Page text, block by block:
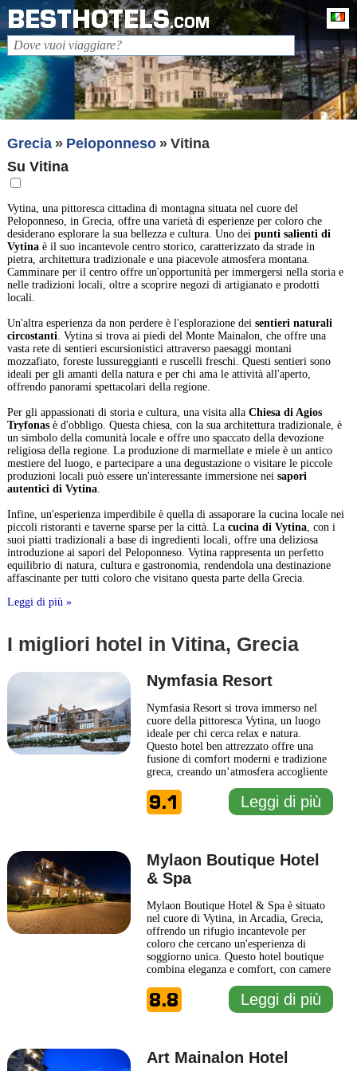
BESTHOTELS.COM
Grecia Peloponneso
Vitina
Su Vitina
Vytina, una pittoresca cittadina di montagna situata nel cuore del
Peloponneso, in Grecia, offre una varietà di esperienze per coloro che
desiderano esplorare la sua bellezza e cultura. Uno dei punti salienti di
Vytinaè il suo incantevole centro storico, caratterizzato da strade in
pietra, architettura tradizionale e una piacevole atmosfera montana.
Camminare per il centro offre un'opportunità per immergersi nella storia e
nelle tradizioni locali, oltre a scoprire negozi di artigianato e prodotti
locali.
Un'altra esperienza da non perdere è l'esplorazione dei sentieri naturali
circostanti. Vytina si trova ai piedi del Monte Mainalon, che offre una
vasta rete di sentieri escursionistici attraverso paesaggi montani
mozzafiato, foreste lussureggianti e ruscelli freschi. Questi sentieri sono
ideali per gli amanti della natura e per chi ama le attività all'aperto,
offrendo panorami spettacolari della regione.
Per gli appassionati di storia e cultura, una visita alla Chiesa di Agios
Tryfonasè d'obbligo. Questa chiesa, con la sua architettura tradizionale, è
un simbolo della comunità locale e offre uno spaccato della devozione
religiosa della regione. La produzione di marmellate e miele è un antico
mestiere del luogo, e partecipare a una degustazione o visitare le piccole
produzioni locali può essere un'interessante immersione nei sapori
autentici di Vytina.
Infine, un'esperienza imperdibile è quella di assaporare la cucina locale nei
piccoli ristoranti e taverne sparse per la città. La cucina di Vytina, con i
suoi piatti tradizionali a base di ingredienti locali, offre una deliziosa
introduzione ai sapori del Peloponneso. Vytina rappresenta un perfetto
equilibrio di natura, cultura e gastronomia, rendendola una destinazione
affascinante per tutti coloro che visitano questa parte della Grecia.
Leggi di più »
I migliori hotel in Vitina, Grecia
Nymfasia Resort
Nymfasia Resort si trova immerso nel
cuore della pittoresca Vytina, un luogo
ideale per chi cerca relax e natura.
Questo hotel ben attrezzato offre una
fusione di comfort moderni e tradizione
greca, creando un’atmosfera accogliente
circondata da splendidi paesaggi
montani, che la rendono perfetta per chi
9.1 Leggi di più
Mylaon Boutique Hotel
& Spa
Mylaon Boutique Hotel & Spa è situato
nel cuore di Vytina, in Arcadia, Grecia,
offrendo un rifugio incantevole per
coloro che cercano un'esperienza di
soggiorno unica. Questo hotel boutique
combina eleganza e comfort, con camere
locale e la tradizione greca. Gli ospiti
possono godere di un'atmosfera
8.8 Leggi di più
Art Mainalon Hotel